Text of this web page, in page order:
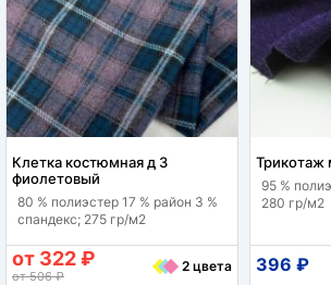
Клетка костюмная д 3
фиолетовый
80 % полиэстер 17 % район 3 %
спандекс; 275 гр/м2
от 322 ₽
от 506 ₽
2 цвета
Трикотаж
95 %
280 гр/м2
396 ₽